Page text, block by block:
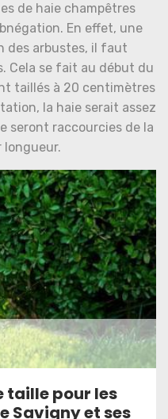
de haie champêtres
En effet, une
des arbustes, il faut
Cela se fait au début du
taillés à 20 centimètres
la haie serait assez
seront raccourcies de la
longueur.
taille pour les
Savigny et ses